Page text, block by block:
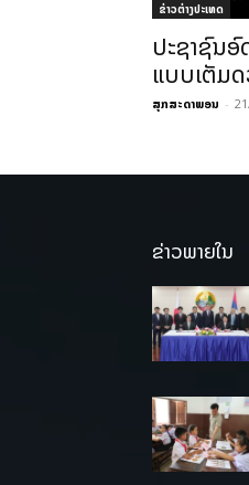
ຂ່າວຕ່າງປະເທດ
ປະຊາຊົນ
ແບບເຕັມດ
ສຸກສະດາພອນ -
ຂ່າວພາຍໃນ